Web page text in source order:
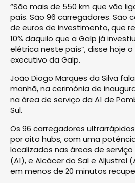
“São mais de 550 km que vão
país. São 96 carregadores. São
de euros de investimento, que
10% daquilo que a Galp já
elétrica neste país”, disse hoje
executivo da Galp.
João Diogo Marques da Silva
manhã, na cerimónia de
na área de serviço da A1 de
Sul.
Os 96 carregadores
por oito hubs, com uma
localizados nas áreas de
(A1), e Alcácer do Sal e Aljustrel
em menos de 20 minutos